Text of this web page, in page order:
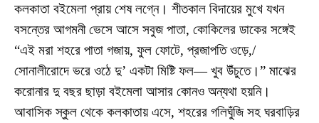
কলকাতা ব‌ইমেলা প্রায় শেষ লগ্নে। শীতকাল বিদায়ের মুখে যখন
বসন্তের আগমনী ভেসে আসে সবুজ পাতা, কোকিলের ডাকের সঙ্গেই
“এই মরা শহরে পাতা গজায়, ফুল ফোটে, প্রজাপতি ওড়ে,/
সোনালীরোদে ভরে ওঠে দু’ একটা মিষ্টি ফল— খুব উঁচুতে।” মাঝের
করোনার দু বছর ছাড়া ব‌ইমেলা আসার কোনও অন্যথা হয়নি।
আবাসিক স্কুল থেকে কলকাতায় এসে, শহরের গলিঘুঁজি সহ ঘরবাড়ির